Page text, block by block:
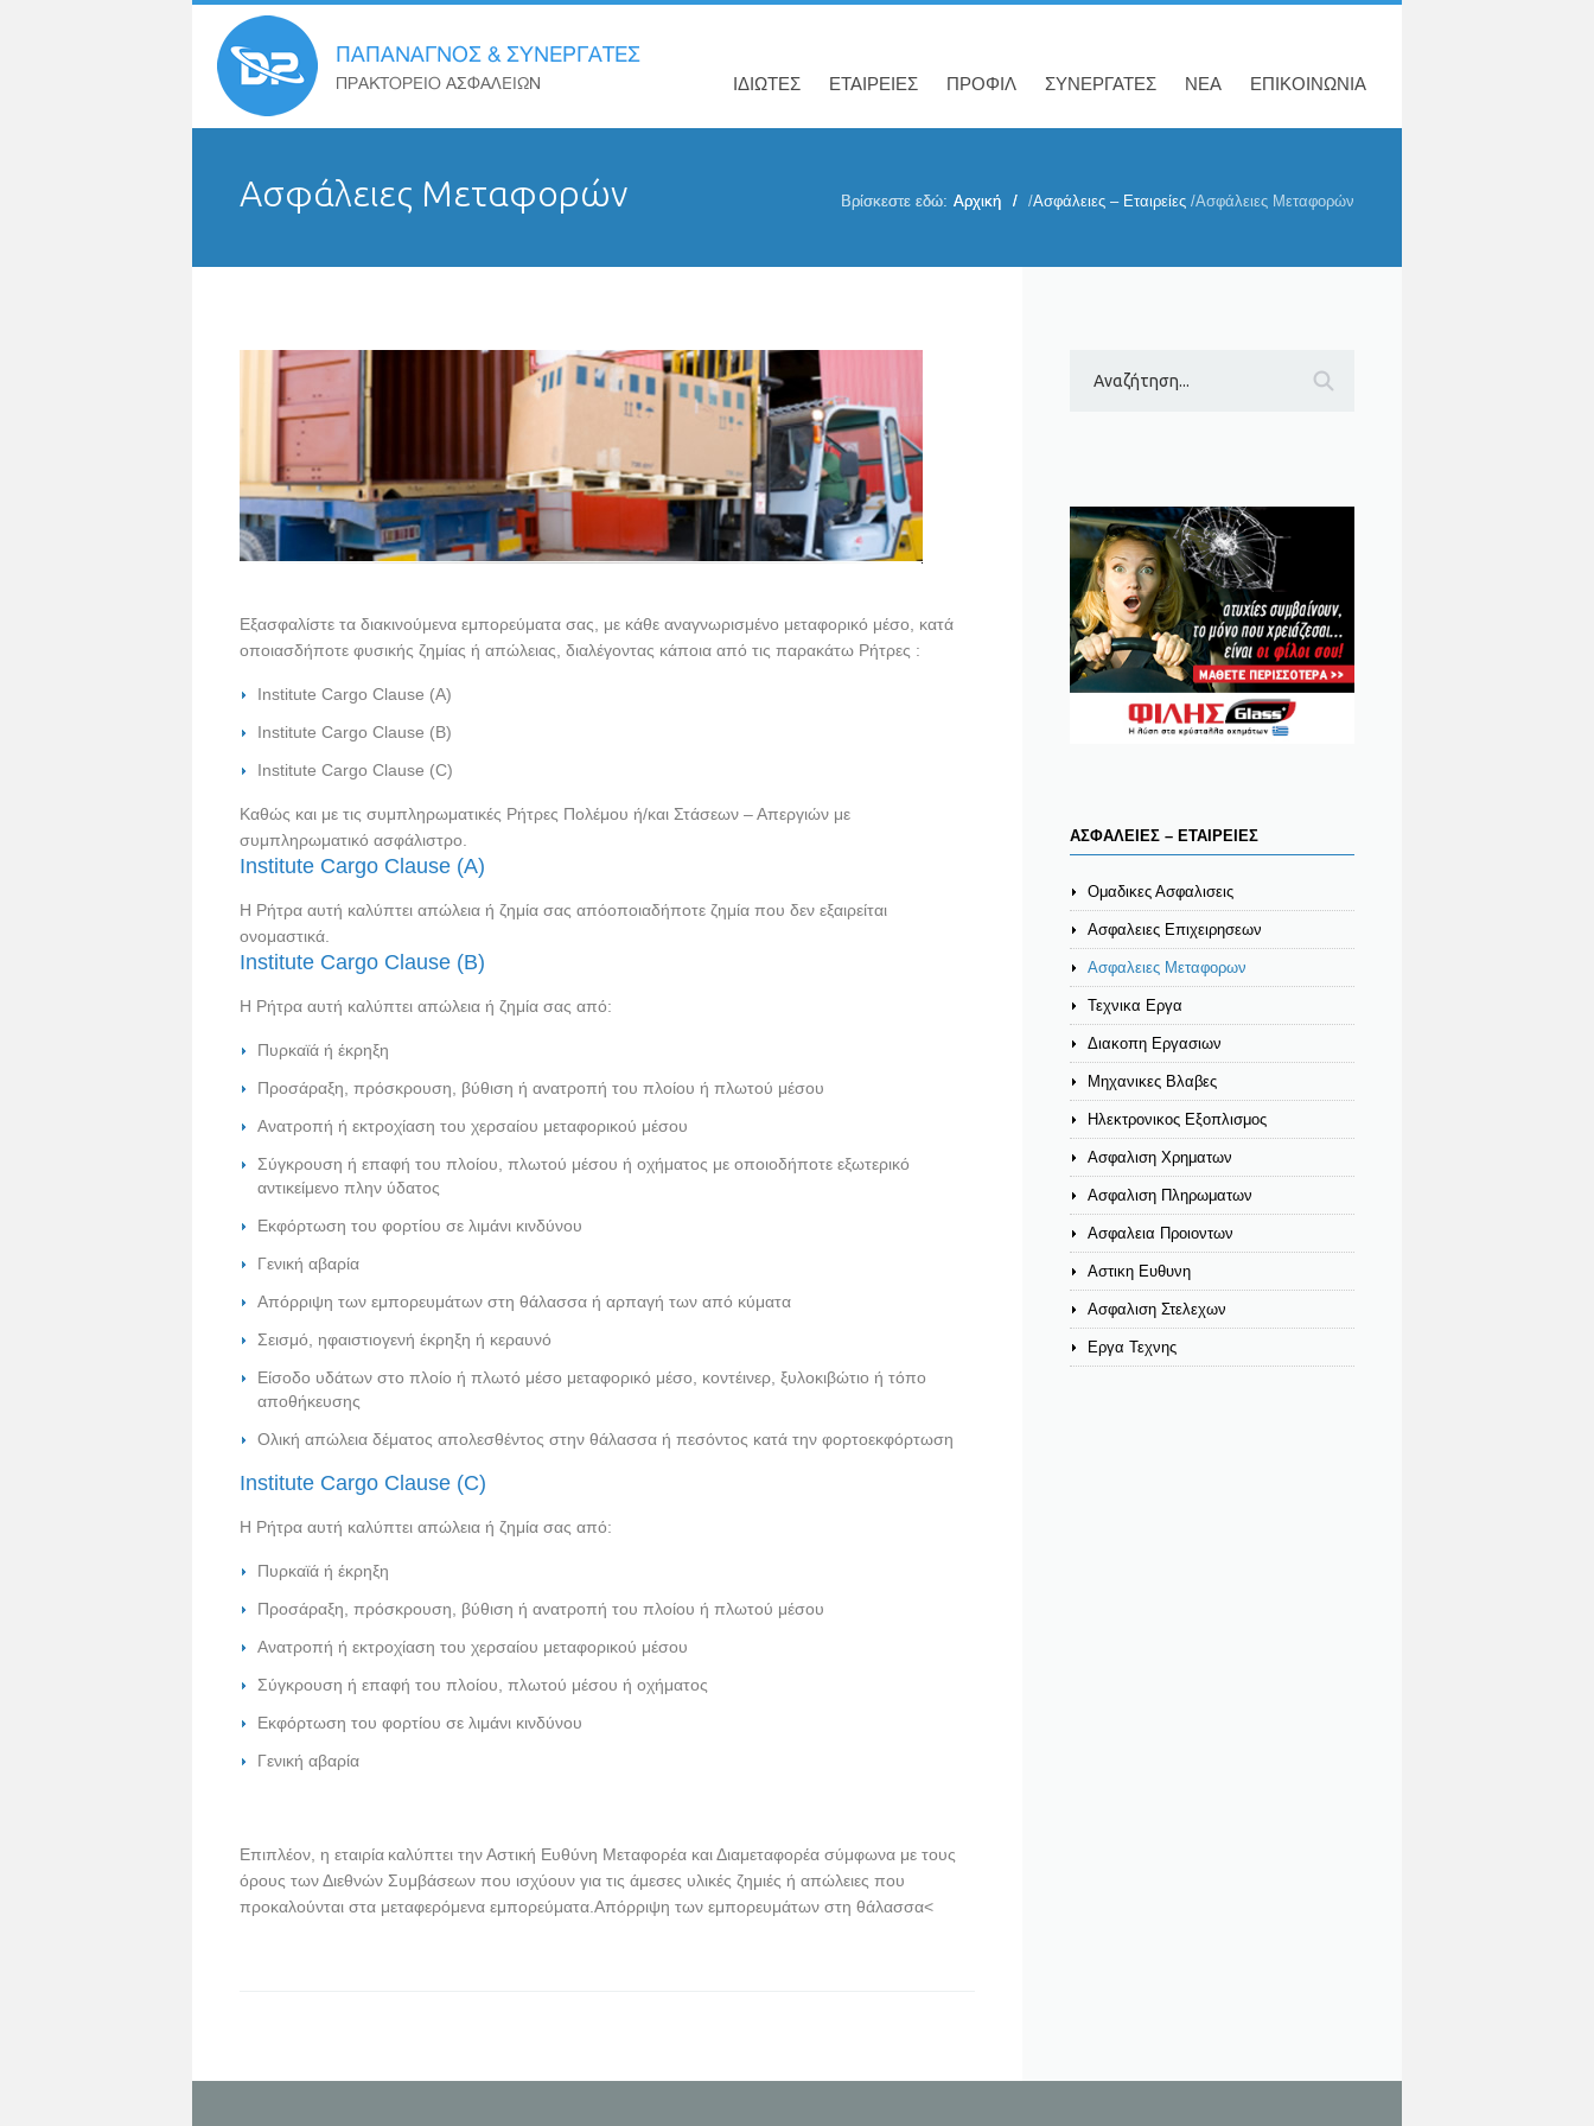
ΙΔΙΩΤΕΣ ΕΤΑΙΡΕΙΕΣ ΠΡΟΦΙΛ ΣΥΝΕΡΓΑΤΕΣ ΝΕΑ ΕΠΙΚΟΙΝΩΝΙΑ
Ασφάλειες Μεταφορών Βρίσκεστε εδώ: Αρχική /Ασφάλειες – Εταιρείες /Ασφάλειες Μεταφορών
Εξασφαλίστε τα διακινούμενα εμπορεύματα σας, με κάθε αναγνωρισμένο μεταφορικό μέσο, κατά
οποιασδήποτε φυσικής ζημίας ή απώλειας, διαλέγοντας κάποια από τις παρακάτω Ρήτρες :
Institute Cargo Clause (Α)
Institute Cargo Clause (B)
Institute Cargo Clause (C)
Καθώς και με τις συμπληρωματικές Ρήτρες Πολέμου ή/και Στάσεων – Απεργιών με
συμπληρωματικό ασφάλιστρο.
Institute Cargo Clause (A)
Η Ρήτρα αυτή καλύπτει απώλεια ή ζημία σας απόοποιαδήποτε ζημία που δεν εξαιρείται
ονομαστικά.
Institute Cargo Clause (B)
Η Ρήτρα αυτή καλύπτει απώλεια ή ζημία σας από:
Πυρκαϊά ή έκρηξη
Προσάραξη, πρόσκρουση, βύθιση ή ανατροπή του πλοίου ή πλωτού μέσου
Ανατροπή ή εκτροχίαση του χερσαίου μεταφορικού μέσου
Σύγκρουση ή επαφή του πλοίου, πλωτού μέσου ή οχήματος με οποιοδήποτε εξωτερικό
αντικείμενο πλην ύδατος
Εκφόρτωση του φορτίου σε λιμάνι κινδύνου
Γενική αβαρία
Απόρριψη των εμπορευμάτων στη θάλασσα ή αρπαγή των από κύματα
Σεισμό, ηφαιστιογενή έκρηξη ή κεραυνό
Είσοδο υδάτων στο πλοίο ή πλωτό μέσο μεταφορικό μέσο, κοντέινερ, ξυλοκιβώτιο ή τόπο
αποθήκευσης
Ολική απώλεια δέματος απολεσθέντος στην θάλασσα ή πεσόντος κατά την φορτοεκφόρτωση
Institute Cargo Clause (C)
Η Ρήτρα αυτή καλύπτει απώλεια ή ζημία σας από:
Πυρκαϊά ή έκρηξη
Προσάραξη, πρόσκρουση, βύθιση ή ανατροπή του πλοίου ή πλωτού μέσου
Ανατροπή ή εκτροχίαση του χερσαίου μεταφορικού μέσου
Σύγκρουση ή επαφή του πλοίου, πλωτού μέσου ή οχήματος
Εκφόρτωση του φορτίου σε λιμάνι κινδύνου
Γενική αβαρία
Επιπλέον, η εταιρία καλύπτει την Αστική Ευθύνη Μεταφορέα και Διαμεταφορέα σύμφωνα με τους
όρους των Διεθνών Συμβάσεων που ισχύουν για τις άμεσες υλικές ζημιές ή απώλειες που
προκαλούνται στα μεταφερόμενα εμπορεύματα.Απόρριψη των εμπορευμάτων στη θάλασσα<
ΑΣΦΑΛΕΙΕΣ – ΕΤΑΙΡΕΙΕΣ
Ομαδικες Ασφαλισεις
Ασφαλειες Επιχειρησεων
Ασφαλειες Μεταφορων
Τεχνικα Εργα
Διακοπη Εργασιων
Μηχανικες Βλαβες
Ηλεκτρονικος Εξοπλισμος
Ασφαλιση Χρηματων
Ασφαλιση Πληρωματων
Ασφαλεια Προιοντων
Αστικη Ευθυνη
Ασφαλιση Στελεχων
Εργα Τεχνης